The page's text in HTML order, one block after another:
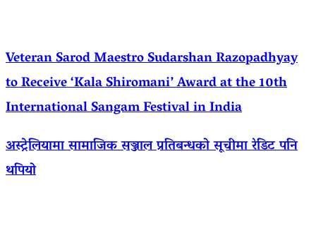
Veteran Sarod Maestro Sudarshan Razopadhyay
to Receive ‘Kala Shiromani’ Award at the 10th
International Sangam Festival in India
अस्ट्रेलियामा सामाजिक सञ्जाल प्रतिबन्धको सूचीमा रेडिट पनि
थपियो